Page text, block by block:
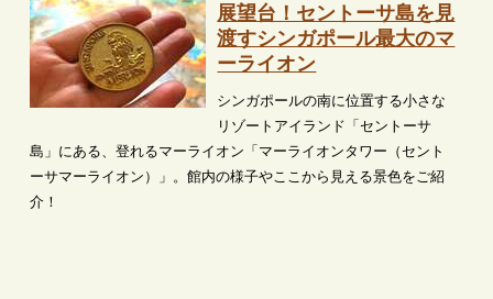
展望台！セントーサ島を見
渡すシンガポール最大のマ
ーライオン
シンガポールの南に位置する小さな
リゾートアイランド「セントーサ
島」にある、登れるマーライオン「マーライオンタワー（セント
ーサマーライオン）」。館内の様子やここから見える景色をご紹
介！